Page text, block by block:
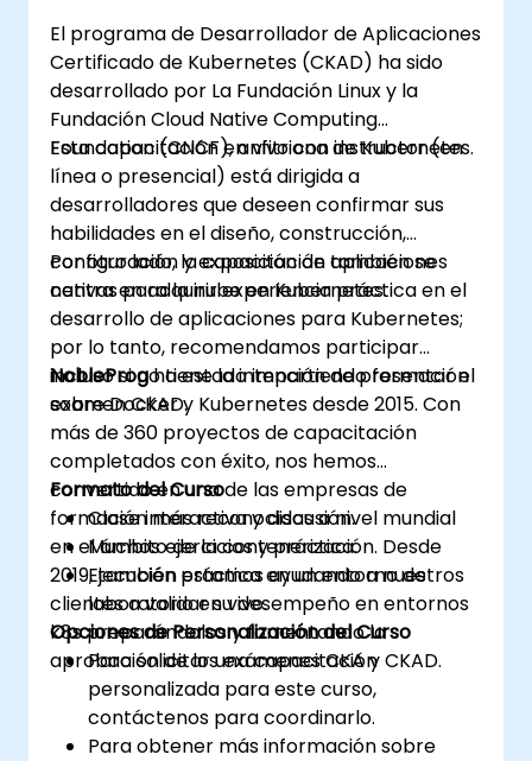
El programa de Desarrollador de Aplicaciones
Certificado de Kubernetes (CKAD) ha sido
desarrollado por La Fundación Linux y la
Fundación Cloud Native Computing
Foundation (CNCF), anfitriona de Kubernetes.
Esta capacitación en vivo con instructor (en
línea o presencial) está dirigida a
desarrolladores que deseen confirmar sus
habilidades en el diseño, construcción,
configuración y exposición de aplicaciones
nativas para la nube en Kubernetes.
Por otro lado, la capacitación también se
centra en adquirir experiencia práctica en el
desarrollo de aplicaciones para Kubernetes;
por lo tanto, recomendamos participar
incluso si no tiene la intención de presentar el
examen CKAD.
NobleProgha estado impartiendo formación
sobre Docker y Kubernetes desde 2015. Con
más de 360 proyectos de capacitación
completados con éxito, nos hemos
convertido en una de las empresas de
formación más reconocidas a nivel mundial
en el ámbito de la contenerización. Desde
2019, también estamos ayudando a nuestros
clientes a validar su desempeño en entornos
k8s preparándolos y fomentando la
aprobación de los exámenes CKA y CKAD.
Formato del Curso
Clase interactiva y discusión.
Muchos ejercicios y práctica.
Ejecución práctica en un entorno de
laboratorio en vivo.
Opciones de Personalización del Curso
Para solicitar una capacitación
personalizada para este curso,
contáctenos para coordinarlo.
Para obtener más información sobre